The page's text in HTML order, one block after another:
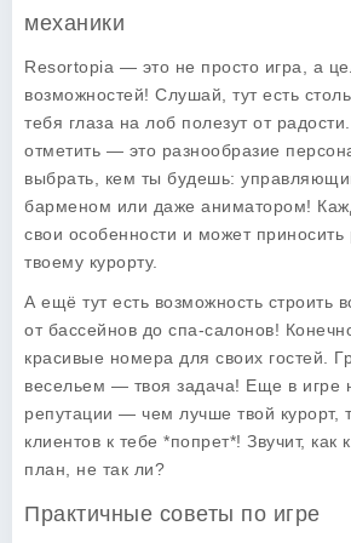
механики
Resortopia — это не просто игра, а
возможностей! Слушай, тут есть
тебя глаза на лоб полезут от
отметить — это разнообразие
выбрать, кем ты будешь:
барменом или даже аниматором!
свои особенности и может
твоему курорту.
А ещё тут есть возможность строить
от бассейнов до спа-салонов!
красивые номера для своих гостей.
весельем — твоя задача! Еще в игре
репутации — чем лучше твой курорт,
клиентов к тебе *попрет*! Звучит, как
план, не так ли?
Практичные советы по игре